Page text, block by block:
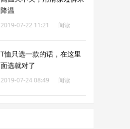
降温
2019-07-22 11:21
阅读
T恤只选一款的话，在这里
面选就对了
2019-07-24 08:49
阅读